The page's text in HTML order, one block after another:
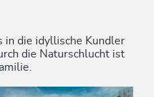
in die idyllische Kundler
die Naturschlucht ist